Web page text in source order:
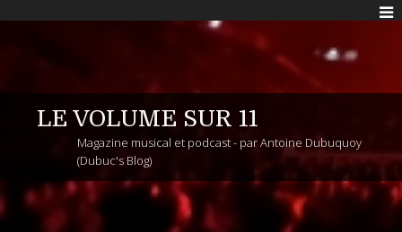
LE VOLUME SUR 11
Magazine musical et podcast - par Antoine Dubuquoy
(Dubuc's Blog)